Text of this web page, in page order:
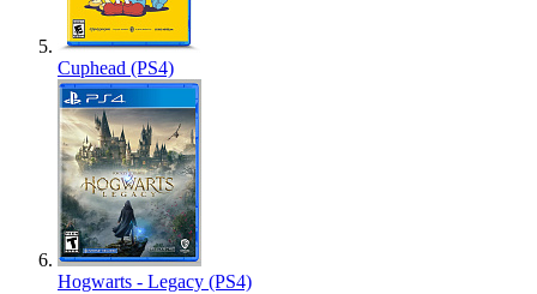
Cuphead (PS4)
Hogwarts - Legacy (PS4)